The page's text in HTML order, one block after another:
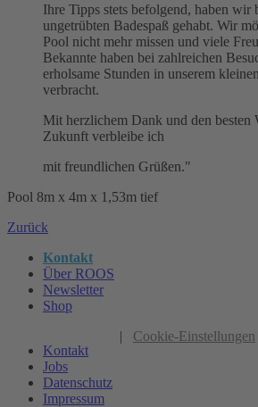
Ihre Tipps stets befolgend, haben wir
ungetrübten Badespaß gehabt. Wir
Pool nicht mehr missen und viele
Bekannte haben bei zahlreichen
erholsame Stunden in unserem
verbracht.
Mit herzlichem Dank und den besten
Zukunft verbleibe ich
mit freundlichen Grüßen."
Pool 8m x 4m x 1,53m tief
Zurück
Kontakt
Über ROOS
Newsletter
Shop
Kontakt
Jobs
Datenschutz
Impressum
| Cookie-Einstellungen